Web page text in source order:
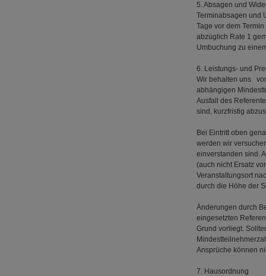
5. Absagen und
Terminabsagen und
Tage vor dem
abzüglich Rate 1
Umbuchung zu
6. Leistungs- und
Wir behalten uns
abhängigen
Ausfall des
sind, kurzfristig
Bei Eintritt oben
werden wir
einverstanden sind.
(auch nicht Ersatz
Veranstaltungsort
durch die Höhe der
Änderungen durch
eingesetzten
Grund vorliegt.
Ansprüche können
7. Hausordnung